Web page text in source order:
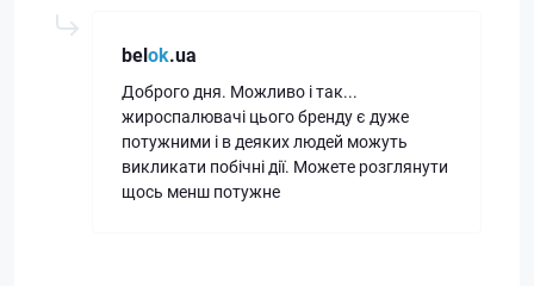
belok.ua
Доброго дня. Можливо і так...
жироспалювачі цього бренду є дуже
потужними і в деяких людей можуть
викликати побічні дії. Можете розглянути
щось менш потужне